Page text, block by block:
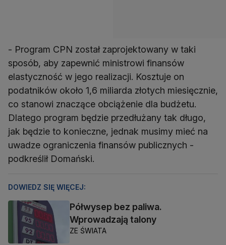
- Program CPN został zaprojektowany w taki
sposób, aby zapewnić ministrowi finansów
elastyczność w jego realizacji. Kosztuje on
podatników około 1,6 miliarda złotych miesięcznie,
co stanowi znaczące obciążenie dla budżetu.
Dlatego program będzie przedłużany tak długo,
jak będzie to konieczne, jednak musimy mieć na
uwadze ograniczenia finansów publicznych -
podkreślił Domański.
DOWIEDZ SIĘ WIĘCEJ:
Półwysep bez paliwa.
Wprowadzają talony
ZE ŚWIATA